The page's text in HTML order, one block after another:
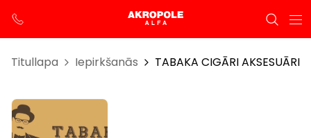
Titullapa Iepirkšanās TABAKA CIGĀRI AKSESUĀRI